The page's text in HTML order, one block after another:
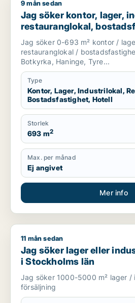
Jag söker kontor, lager,
9 mån sedan
Jag söker kontor, lager,
restauranglokal,
hotell till salu i Huddinge,
Haninge m.fl.
Jag söker 0-693 m² kontor /
restauranglokal /
Botkyrka, Haninge, Tyre...
Type
Kontor, Lager, Industrilokal,
Bostadsfastighet, Hotell
Storlek
693 m2
Max. per månad
Ej angivet
Mer info
Jag söker lager eller industrilokal
11 mån sedan
Jag söker lager eller
i Stockholms län
Jag söker 1000-5000 m² lager /
försäljning